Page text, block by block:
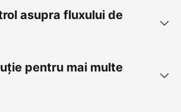
asupra fluxului de
pentru mai multe